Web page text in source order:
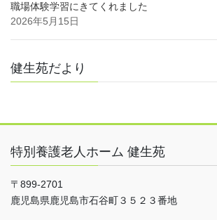
職場体験学習にきてくれました
2026年5月15日
健生苑だより
特別養護老人ホーム 健生苑
〒899-2701
鹿児島県鹿児島市石谷町３５２３番地